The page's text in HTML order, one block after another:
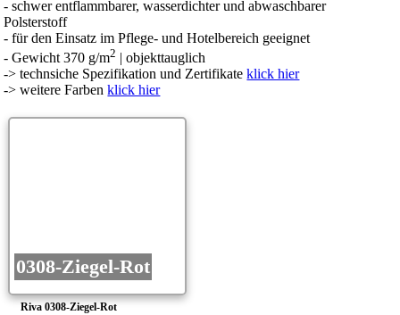
- schwer entflammbarer, wasserdichter und abwaschbarer
Polsterstoff
- für den Einsatz im Pflege- und Hotelbereich geeignet
- Gewicht 370 g/m2 | objekttauglich
->technsiche Spezifikation und Zertifikateklick hier
-> weitere Farbenklick hier
Riva 0308-Ziegel-Rot
0308-Ziegel-Rot